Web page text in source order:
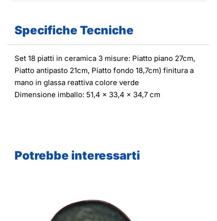
Specifiche Tecniche
Set 18 piatti in ceramica 3 misure: Piatto piano 27cm,
Piatto antipasto 21cm, Piatto fondo 18,7cm) finitura a
mano in glassa reattiva colore verde
Dimensione imballo: 51,4 x 33,4 x 34,7 cm
Potrebbe interessarti